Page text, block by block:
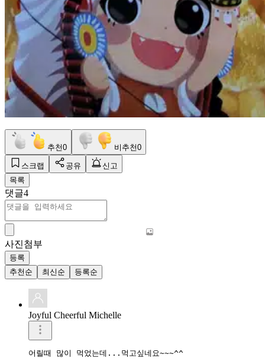
추천0 비추천0
스크랩 공유
신고
목록
댓글4
사진첨부
등록
추천순
최신순 등록순
Joyful Cheerful Michelle
어릴때 많이 먹었는데...먹고싶네요~~~^^